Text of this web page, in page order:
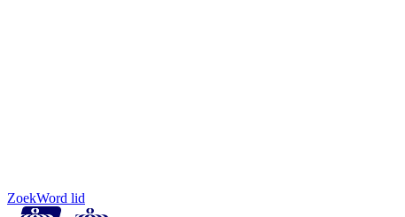
ZoekWord lid